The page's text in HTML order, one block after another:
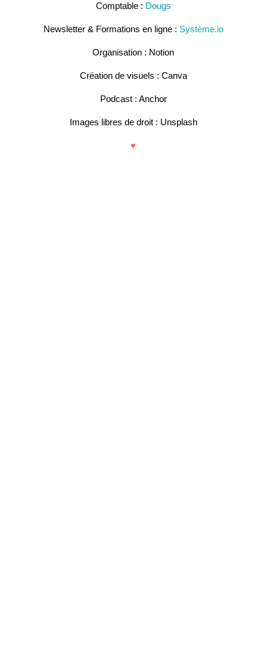
Comptable : Dougs
Newsletter & Formations en ligne : Système.io
Organisation : Notion
Création de visuels : Canva
Podcast : Anchor
Images libres de droit : Unsplash
♥